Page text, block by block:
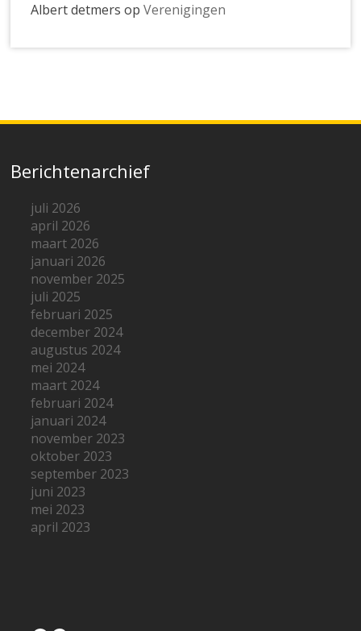
Albert detmers opVerenigingen
Berichtenarchief
juli 2026
april 2026
maart 2026
januari 2026
november 2025
juli 2025
februari 2025
december 2024
augustus 2024
mei 2024
maart 2024
februari 2024
januari 2024
november 2023
oktober 2023
september 2023
juni 2023
mei 2023
april 2023